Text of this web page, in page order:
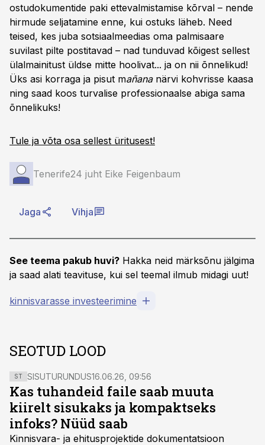
ostudokumentide paki ettevalmistamise kõrval – nende
hirmude seljatamine enne, kui ostuks läheb. Need
teised, kes juba sotsiaalmeedias oma palmisaare
suvilast pilte postitavad – nad tunduvad kõigest sellest
ülalmainitust üldse mitte hoolivat... ja on nii õnnelikud!
Üks asi korraga ja pisut mañananärvi kohvrisse kaasa
ning saad koos turvalise professionaalse abiga sama
õnnelikuks!
Tule ja võta osa sellest üritusest!
Tenerife24 juht Eike Feigenbaum
Jaga Vihja
See teema pakub huvi? Hakka neid märksõnu jälgima
ja saad alati teavituse, kui sel teemal ilmub midagi uut!
kinnisvarasse investeerimine
SEOTUD LOOD
ST SISUTURUNDUS16.06.26, 09:56
Kas tuhandeid faile saab muuta
kiirelt sisukaks ja kompaktseks
infoks? Nüüd saab
Kinnisvara- ja ehitusprojektide dokumentatsioon